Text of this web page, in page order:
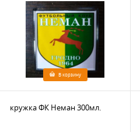
В корзину
кружка ФК Неман 300мл.